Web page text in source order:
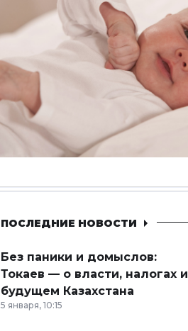
ПОСЛЕДНИЕ НОВОСТИ
Без паники и домыслов:
Токаев — о власти, налогах и
будущем Казахстана
5 января, 10:15